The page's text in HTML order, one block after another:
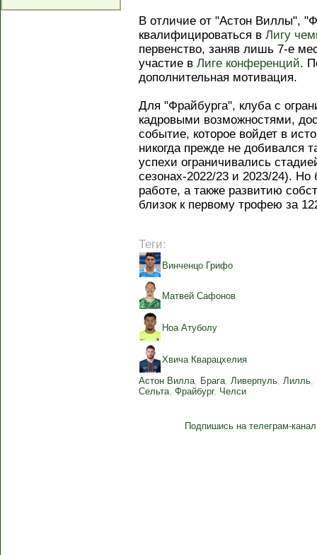
В отличие от "Астон Виллы",
квалифицироваться в Лигу
первенство, заняв лишь 7-е
участие в Лиге конференций.
дополнительная мотивация.
Для "Фрайбурга", клуба с
кадровыми возможностями,
событие, которое войдет в
никогда прежде не добивался
успехи ограничивались
сезонах-2022/23 и 2023/24). Но
работе, а также развитию
близок к первому трофею за
Теги:
Винченцо Грифо
Матвей Сафонов
Ноа Атуболу
Хвича Кварацхелия
Астон Вилла, Брага, Ливерпуль, Лилль,
Сельта, Фрайбург, Челси
Подпишись на телеграм-